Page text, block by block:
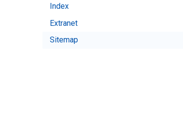
Index
Extranet
Sitemap